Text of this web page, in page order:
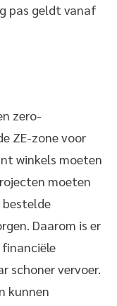
pas geldt vanaf
zero-
ZE-zone voor
winkels moeten
moeten
bestelde
Daarom is er
financiële
schoner vervoer.
kunnen